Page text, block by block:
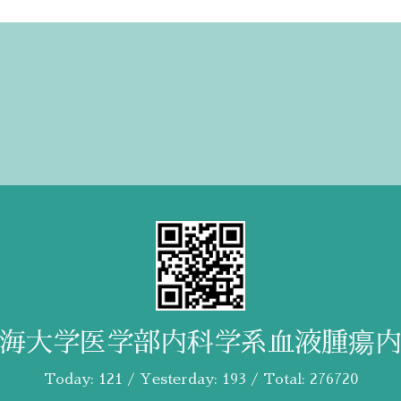
大学医学部内科学系血液腫瘍
Today: 121 / Yesterday: 193 / Total: 276720